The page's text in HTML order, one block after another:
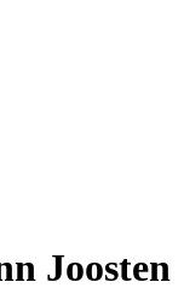
Joosten